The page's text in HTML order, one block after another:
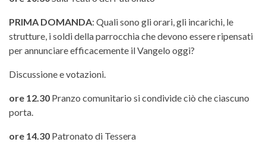
PRIMA DOMANDA: Quali sono gli orari, gli incarichi, le
strutture, i soldi della parrocchia che devono essere ripensati
per annunciare efficacemente il Vangelo oggi?
Discussione e votazioni.
ore 12.30 Pranzo comunitario si condivide ciò che ciascuno
porta.
ore 14.30 Patronato di Tessera